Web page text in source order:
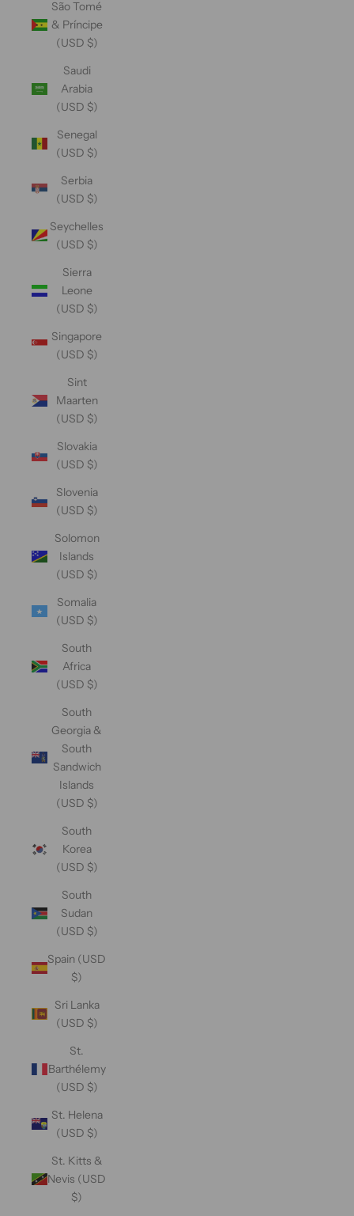
São Tomé
& Príncipe
(USD $)
Saudi
Arabia
(USD $)
Senegal
(USD $)
Serbia
(USD $)
Seychelles
(USD $)
Sierra
Leone
(USD $)
Singapore
(USD $)
Sint
Maarten
(USD $)
Slovakia
(USD $)
Slovenia
(USD $)
Solomon
Islands
(USD $)
Somalia
(USD $)
South
Africa
(USD $)
South
Georgia &
South
Sandwich
Islands
(USD $)
South
Korea
(USD $)
South
Sudan
(USD $)
Spain (USD
$)
Sri Lanka
(USD $)
St.
Barthélemy
(USD $)
St. Helena
(USD $)
St. Kitts &
Nevis (USD
$)